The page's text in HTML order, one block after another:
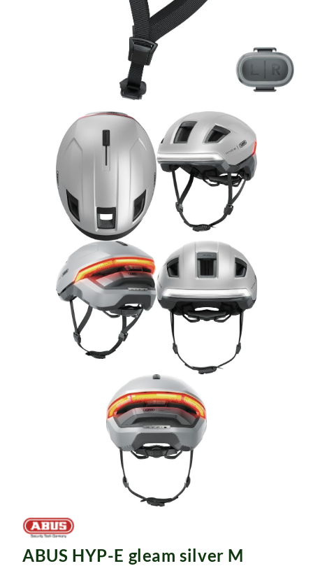
ABUS HYP-E gleam silver M